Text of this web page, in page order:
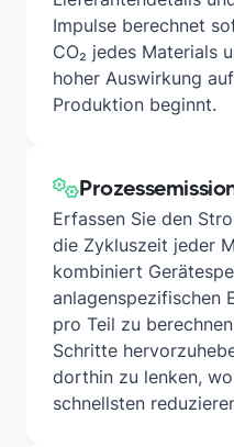
Impulse berechnet
CO₂ jedes Materials
hoher Auswirkung
Produktion beginnt.
Erfassen Sie den
die Zykluszeit jeder
kombiniert
anlagenspezifischen
pro Teil zu
Schritte
dorthin zu lenken,
schnellsten